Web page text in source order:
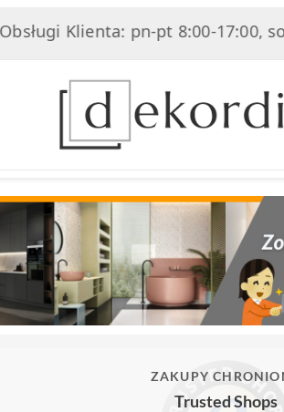
Klienta: pn-pt 8:00-17:00, sob
ZAKUPY
Trusted Shops